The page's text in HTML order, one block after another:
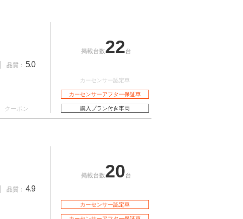
品質： 5.0
クーポン
掲載台数22台
カーセンサー認定車
カーセンサーアフター保証車
購入プラン付き車両
品質： 4.9
掲載台数20台
カーセンサー認定車